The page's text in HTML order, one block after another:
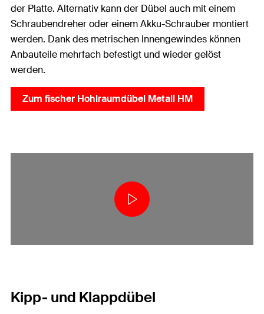
der Platte. Alternativ kann der Dübel auch mit einem
Schraubendreher oder einem Akku-Schrauber montiert
werden. Dank des metrischen Innengewindes können
Anbauteile mehrfach befestigt und wieder gelöst
werden.
Zum fischer Hohlraumdübel Metall HM
Kipp- und Klappdübel